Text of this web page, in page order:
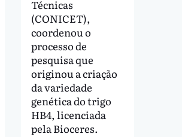
Técnicas
(CONICET),
coordenou o
processo de
pesquisa que
originou a criação
da variedade
genética do trigo
HB4, licenciada
pela Bioceres.